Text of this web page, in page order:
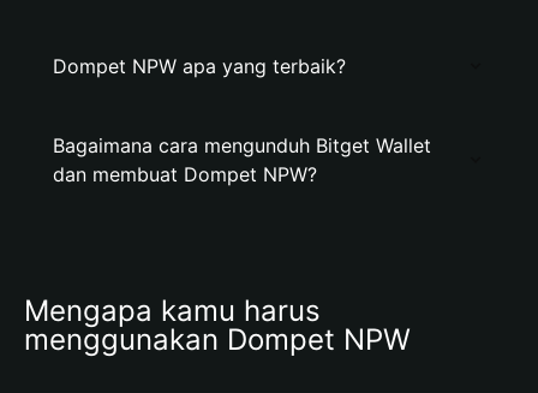
Dompet NPW apa yang terbaik?
Bagaimana cara mengunduh Bitget Wallet
dan membuat Dompet NPW?
Mengapa kamu harus
menggunakan Dompet NPW